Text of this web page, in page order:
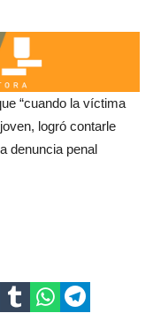
“cuando la víctima
logró contarle
denuncia penal